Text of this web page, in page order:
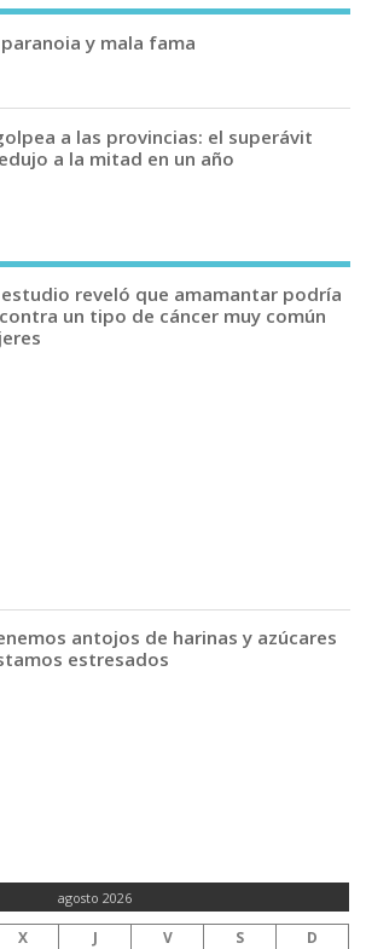
y mala fama
a las provincias: el superávit
a la mitad en un año
estudio reveló que amamantar podría
un tipo de cáncer muy común
antojos de harinas y azúcares
estresados
agosto 2026
X J V S D